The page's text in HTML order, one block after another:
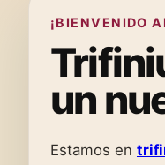
¡BIENVENIDO
un
Estamos en